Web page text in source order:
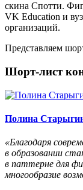
скина Спотти.
VK Education и
организаций.
Представляем
Шорт-лист
Полина
«Благодаря
в образовании
в паттерне для
многообразие